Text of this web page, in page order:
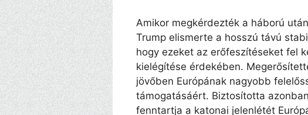
Amikor megkérdezték a háború
Trump elismerte a hosszú távú
hogy ezeket az erőfeszítéseket fel
kielégítése érdekében.
jövőben Európának nagyobb
támogatásáért. Biztosította
fenntartja a katonai jelenlétét